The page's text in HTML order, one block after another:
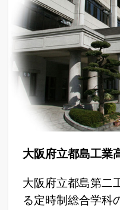
大阪府立都島工業
大阪府立都島第二
る定時制総合学科